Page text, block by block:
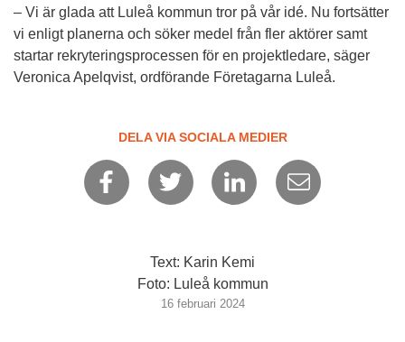
– Vi är glada att Luleå kommun tror på vår idé. Nu fortsätter
vi enligt planerna och söker medel från fler aktörer samt
startar rekryteringsprocessen för en projektledare, säger
Veronica Apelqvist, ordförande Företagarna Luleå.
DELA VIA SOCIALA MEDIER
Text: Karin Kemi
Foto: Luleå kommun
16 februari 2024